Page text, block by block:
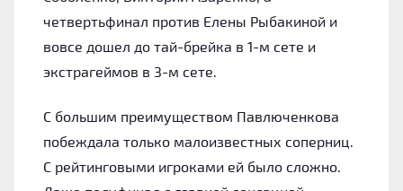
четвертьфинал против Елены Рыбакиной и
вовсе дошел до тай-брейка в 1-м сете и
экстрагеймов в 3-м сете.
С большим преимуществом Павлюченкова
побеждала только малоизвестных соперниц.
С рейтинговыми игроками ей было сложно.